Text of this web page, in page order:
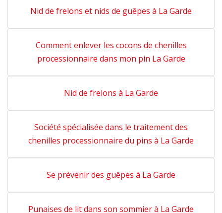
Nid de frelons et nids de guêpes à La Garde
Comment enlever les cocons de chenilles
processionnaire dans mon pin La Garde
Nid de frelons à La Garde
Société spécialisée dans le traitement des
chenilles processionnaire du pins à La Garde
Se prévenir des guêpes à La Garde
Punaises de lit dans son sommier à La Garde